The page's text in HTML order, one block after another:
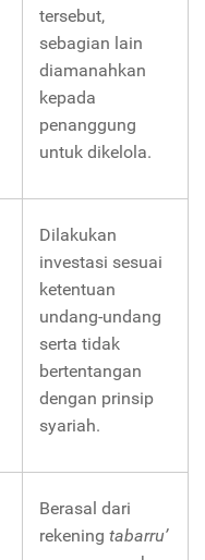
tersebut,
sebagian lain
diamanahkan
kepada
penanggung
untuk dikelola.
Dilakukan
investasi sesuai
ketentuan
undang-undang
serta tidak
bertentangan
dengan prinsip
syariah.
Berasal dari
rekening tabarru’